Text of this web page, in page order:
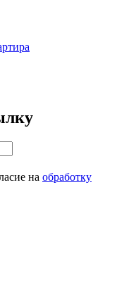
на обработку